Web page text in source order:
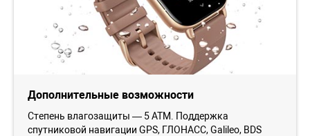
Дополнительные возможности
Степень влагозащиты — 5 ATM. Поддержка
спутниковой навигации GPS, ГЛОНАСС, Galileo, BDS